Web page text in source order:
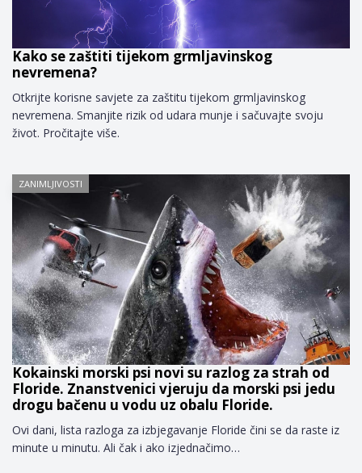
Kako se zaštiti tijekom grmljavinskog
nevremena?
Otkrijte korisne savjete za zaštitu tijekom grmljavinskog
nevremena. Smanjite rizik od udara munje i sačuvajte svoju
život. Pročitajte više.
ZANIMLJIVOSTI
Kokainski morski psi novi su razlog za strah od
Floride. Znanstvenici vjeruju da morski psi jedu
drogu bačenu u vodu uz obalu Floride.
Ovi dani, lista razloga za izbjegavanje Floride čini se da raste iz
minute u minutu. Ali čak i ako izjednačimo…